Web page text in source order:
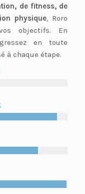
de fitness, de
physique, Roro
objectifs. En
en toute
à chaque étape.